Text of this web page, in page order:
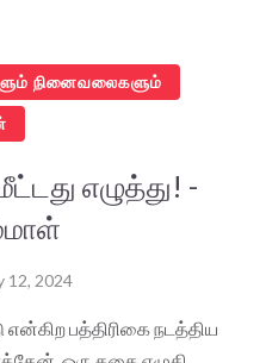
நினைவலைகளும்
எழுத்து! -
12, 2024
என்கிற பத்திரிகை நடத்திய